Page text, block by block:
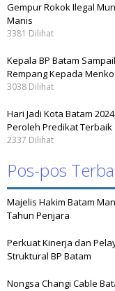
Gempur Rokok Ilegal
Manis
3381 Dilihat
Kepala BP Batam
Rempang Kepada
3038 Dilihat
Hari Jadi Kota Batam
Peroleh Predikat Terbaik
2337 Dilihat
Pos-pos
Majelis Hakim Batam
Tahun Penjara
Perkuat Kinerja dan
Struktural BP Batam
Nongsa Changi Cable